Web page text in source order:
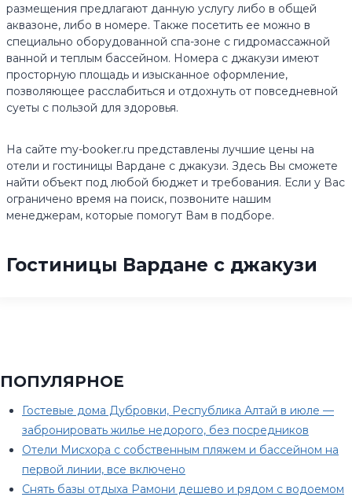
размещения предлагают данную услугу либо в общей
аквазоне, либо в номере. Также посетить ее можно в
специально оборудованной спа-зоне с гидромассажной
ванной и теплым бассейном. Номера с джакузи имеют
просторную площадь и изысканное оформление,
позволяющее расслабиться и отдохнуть от повседневной
суеты с пользой для здоровья.
На сайте my-booker.ru представлены лучшие цены на
отели и гостиницы Вардане с джакузи. Здесь Вы сможете
найти объект под любой бюджет и требования. Если у Вас
ограничено время на поиск, позвоните нашим
менеджерам, которые помогут Вам в подборе.
Гостиницы Вардане с джакузи
ПОПУЛЯРНОЕ
Гостевые дома Дубровки, Республика Алтай в июле —
забронировать жилье недорого, без посредников
Отели Мисхора с собственным пляжем и бассейном на
первой линии, все включено
Снять базы отдыха Рамони дешево и рядом с водоемом